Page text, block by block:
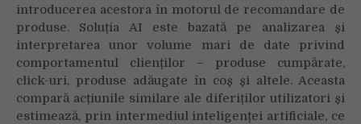
introducerea acestora în motorul de recomandare de
produse. Soluția AI este bazată pe analizarea și
interpretarea unor volume mari de date privind
comportamentul clienților – produse cumpărate,
click-uri, produse adăugate în coș și altele. Aceasta
compară acțiunile similare ale diferiților utilizatori și
estimează, prin intermediul inteligenței artificiale, ce